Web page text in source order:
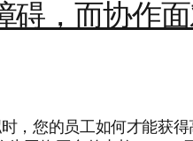
，您的员工如何才能获得